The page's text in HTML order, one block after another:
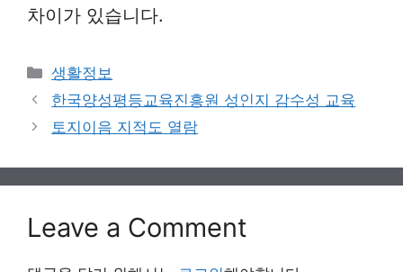
차이가 있습니다.
Categories
생활정보
한국양성평등교육진흥원 성인지 감수성 교육
토지이음 지적도 열람
Leave a Comment